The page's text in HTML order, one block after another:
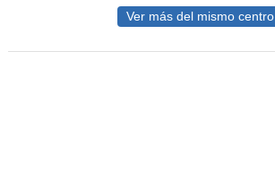
Ver más del mismo centro